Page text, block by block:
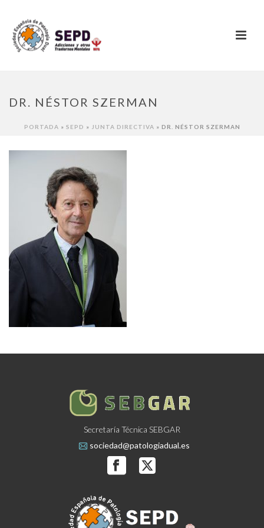
DR. NÉSTOR SZERMAN
PORTADA » SEPD » JUNTA DIRECTIVA » DR. NÉSTOR SZERMAN
Secretaría Técnica SEBGAR
sociedad@patologiadual.es